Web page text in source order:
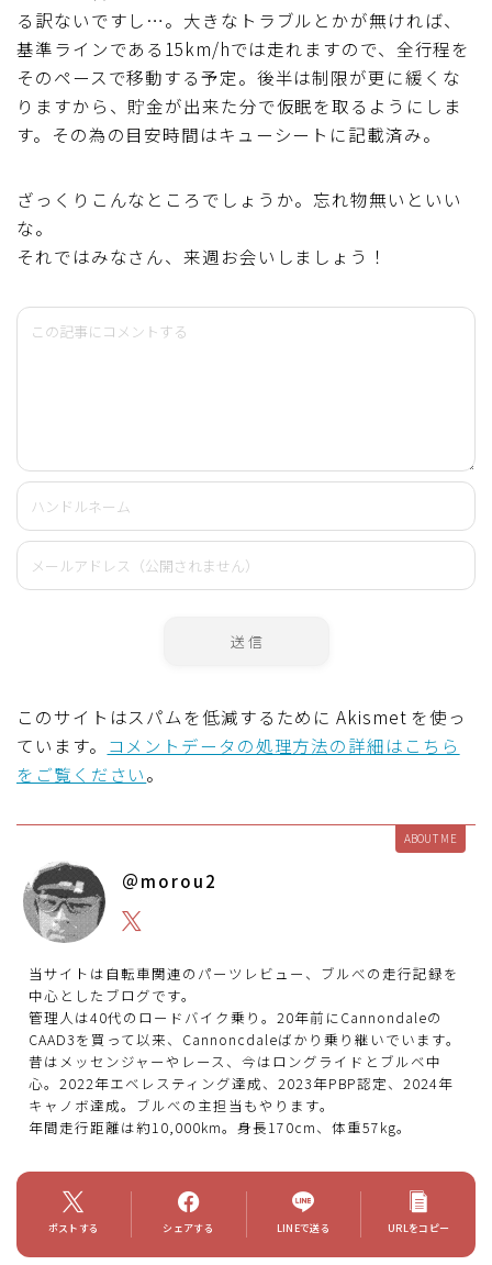
る訳ないですし…。大きなトラブルとかが無ければ、
基準ラインである15km/hでは走れますので、全行程を
そのペースで移動する予定。後半は制限が更に緩くな
りますから、貯金が出来た分で仮眠を取るようにしま
す。その為の目安時間はキューシートに記載済み。
ざっくりこんなところでしょうか。忘れ物無いといい
な。
それではみなさん、来週お会いしましょう！
このサイトはスパムを低減するために Akismet を使っ
ています。 コメントデータの処理方法の詳細はこちら
をご覧ください。
ABOUT ME
＠morou2
当サイトは自転車関連のパーツレビュー、ブルべの走行記録を
中心としたブログです。
管理人は40代のロードバイク乗り。20年前にCannondaleの
CAAD3を買って以来、Cannoncdaleばかり乗り継いでいます。
昔はメッセンジャーやレース、今はロングライドとブルベ中
心。2022年エベレスティング達成、2023年PBP認定、2024年
キャノボ達成。ブルべの主担当もやります。
年間走行距離は約10,000km。身長170cm、体重57kg。
ポストする シェアする LINEで送る URLをコピー